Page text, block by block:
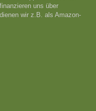
uns über
wir z.B. als Amazon-